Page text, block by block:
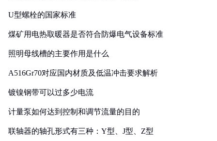
U型螺栓的国家标准
煤矿用电热取暖器是否符合防爆电气设备标准
照明母线槽的主要作用是什么
A516Gr70对应国内材质及低温冲击要求解析
镀镍钢带可以过多少电流
计量泵如何达到控制和调节流量的目的
联轴器的轴孔形式有三种：Y型、J型、Z型